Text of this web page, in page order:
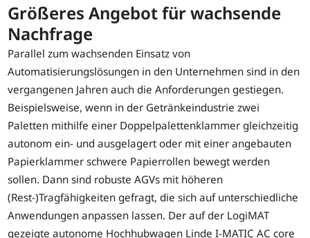
Größeres Angebot für wachsende
Nachfrage
Parallel zum wachsenden Einsatz von
Automatisierungslösungen in den Unternehmen sind in den
vergangenen Jahren auch die Anforderungen gestiegen.
Beispielsweise, wenn in der Getränkeindustrie zwei
Paletten mithilfe einer Doppelpalettenklammer gleichzeitig
autonom ein- und ausgelagert oder mit einer angebauten
Papierklammer schwere Papierrollen bewegt werden
sollen. Dann sind robuste AGVs mit höheren
(Rest-)Tragfähigkeiten gefragt, die sich auf unterschiedliche
Anwendungen anpassen lassen. Der auf der LogiMAT
gezeigte autonome Hochhubwagen Linde I-MATIC AC core